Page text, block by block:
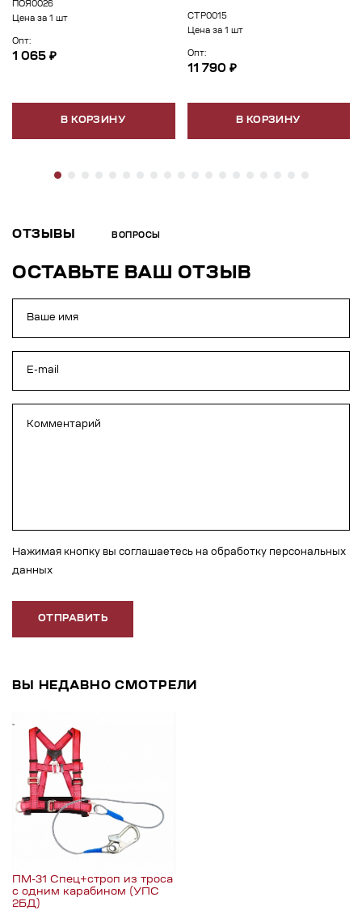
ПОЯ0026
Цена за 1 шт
Опт:
1 065 ₽
В КОРЗИНУ
СТР0015
Цена за 1 шт
Опт:
11 790 ₽
В КОРЗИНУ
ОТЗЫВЫ ВОПРОСЫ
ОСТАВЬТЕ ВАШ ОТЗЫВ
Нажимая кнопку вы соглашаетесь на обработку персональных
данных
ОТПРАВИТЬ
ВЫ НЕДАВНО СМОТРЕЛИ
ПМ-31 Спец+строп из троса
c одним карабином (УПС
2БД)